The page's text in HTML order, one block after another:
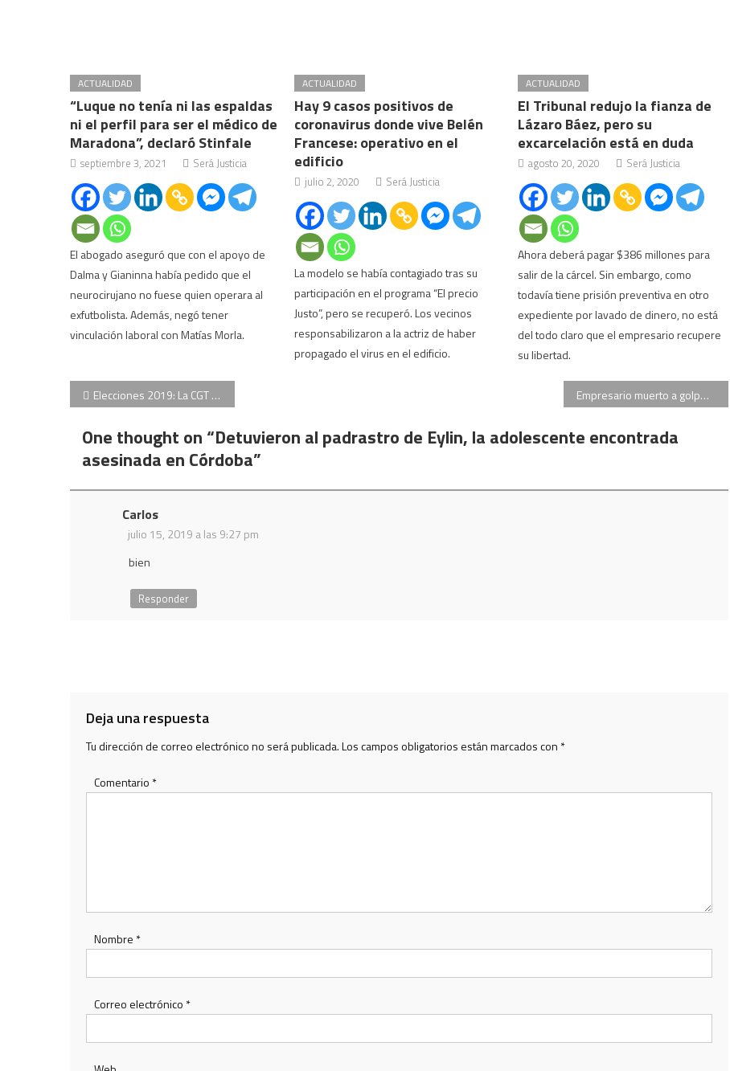
ACTUALIDAD
“Luque no tenía ni las espaldas
ni el perfil para ser el médico de
Maradona”, declaró Stinfale
septiembre 3, 2021 Será Justicia
El abogado aseguró que con el apoyo de
Dalma y Gianinna había pedido que el
neurocirujano no fuese quien operara al
exfutbolista. Además, negó tener
vinculación laboral con Matías Morla.
ACTUALIDAD
Hay 9 casos positivos de
coronavirus donde vive Belén
Francese: operativo en el
edificio
julio 2, 2020 Será Justicia
La modelo se había contagiado tras su
participación en el programa “El precio
Justo”, pero se recuperó. Los vecinos
responsabilizaron a la actriz de haber
propagado el virus en el edificio.
ACTUALIDAD
El Tribunal redujo la fianza de
Lázaro Báez, pero su
excarcelación está en duda
agosto 20, 2020 Será Justicia
Ahora deberá pagar $386 millones para
salir de la cárcel. Sin embargo, como
todavía tiene prisión preventiva en otro
expediente por lavado de dinero, no está
del todo claro que el empresario recupere
su libertad.
Navegación
de
entradas
Elecciones 2019: La CGT no apoyará a ninguna fórmula Empresario muerto a golpes: analizan las cámaras de seguridad que detectaron un auto blanco
One thought on “Detuvieron al padrastro de Eylin, la adolescente encontrada
asesinada en Córdoba”
Carlos
julio 15, 2019 a las 9:27 pm
bien
Responder
Deja una respuesta
Tu dirección de correo electrónico no será publicada.Los campos obligatorios están marcados con *
Comentario *
Nombre *
Correo electrónico *